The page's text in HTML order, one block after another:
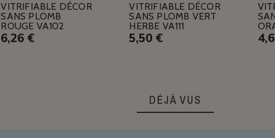
VITRIFIABLE DÉCOR
SANS PLOMB
ROUGE VA102
6,26 €
VITRIFIABLE DÉCOR
SANS PLOMB VERT
HERBE VA111
5,50 €
DÉJÀ VUS